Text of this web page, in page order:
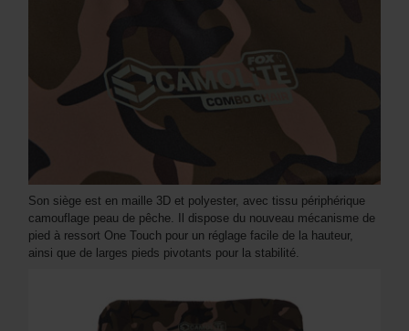
Son siège est en maille 3D et polyester, avec tissu périphérique
camouflage peau de pêche. Il dispose du nouveau mécanisme de
pied à ressort One Touch pour un réglage facile de la hauteur,
ainsi que de larges pieds pivotants pour la stabilité.